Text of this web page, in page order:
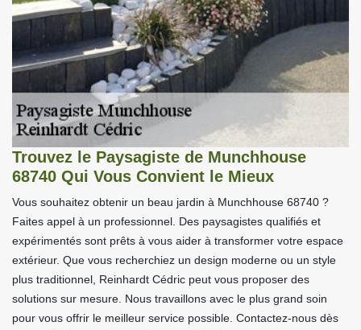
Trouvez le Paysagiste de Munchhouse
68740 Qui Vous Convient le Mieux
Vous souhaitez obtenir un beau jardin à Munchhouse 68740 ?
Faites appel à un professionnel. Des paysagistes qualifiés et
expérimentés sont prêts à vous aider à transformer votre espace
extérieur. Que vous recherchiez un design moderne ou un style
plus traditionnel, Reinhardt Cédric peut vous proposer des
solutions sur mesure. Nous travaillons avec le plus grand soin
pour vous offrir le meilleur service possible. Contactez-nous dès